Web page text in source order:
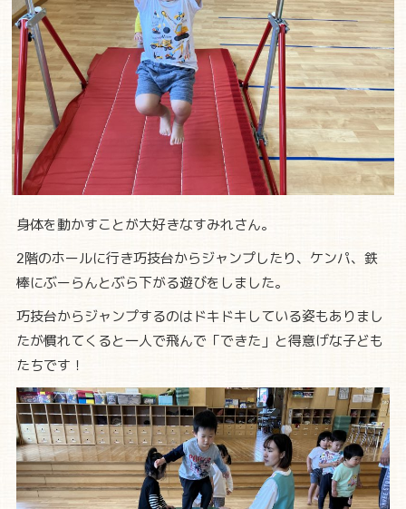
身体を動かすことが大好きなすみれさん。
2階のホールに行き巧技台からジャンプしたり、ケンパ、鉄
棒にぶーらんとぶら下がる遊びをしました。
巧技台からジャンプするのはドキドキしている姿もありまし
たが慣れてくると一人で飛んで「できた」と得意げな子ども
たちです！